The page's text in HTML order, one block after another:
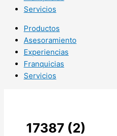
Servicios
Productos
Asesoramiento
Experiencias
Franquicias
Servicios
17387 (2)